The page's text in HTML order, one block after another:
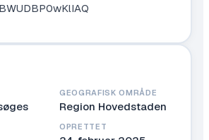
GEOGRAFISK OMRÅDE
Region Hovedstaden
OPRETTET